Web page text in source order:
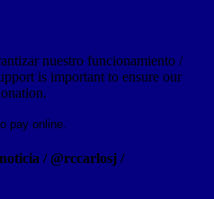
nuestro funcionamiento /
is important to ensure our
/ @rccarlosj /